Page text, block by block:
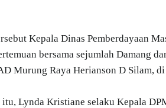
Kepala Dinas Pemberdayaan
bersama sejumlah Damang
Murung Raya Herianson D Silam,
Lynda Kristiane selaku Kepala